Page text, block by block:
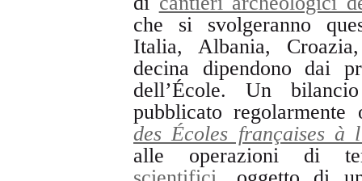
che si svolgeranno
Italia, Albania,
decina dipendono dai
dell’École. Un
pubblicato
des Écoles françaises à
alle operazioni di